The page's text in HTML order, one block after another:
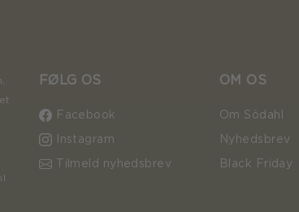
FØLG OS
Facebook
Instagram
Tilmeld nyhedsbrev
OM OS
Om Södahl
Nyhedsbrev
Black Friday